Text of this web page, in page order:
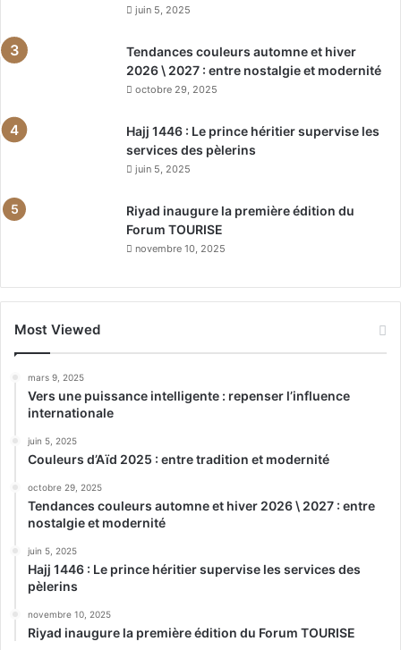
juin 5, 2025
Tendances couleurs automne et hiver
2026 \ 2027 : entre nostalgie et modernité
octobre 29, 2025
Hajj 1446 : Le prince héritier supervise les
services des pèlerins
juin 5, 2025
Riyad inaugure la première édition du
Forum TOURISE
novembre 10, 2025
Most Viewed
mars 9, 2025
Vers une puissance intelligente : repenser l’influence
internationale
juin 5, 2025
Couleurs d’Aïd 2025 : entre tradition et modernité
octobre 29, 2025
Tendances couleurs automne et hiver 2026 \ 2027 : entre
nostalgie et modernité
juin 5, 2025
Hajj 1446 : Le prince héritier supervise les services des
pèlerins
novembre 10, 2025
Riyad inaugure la première édition du Forum TOURISE